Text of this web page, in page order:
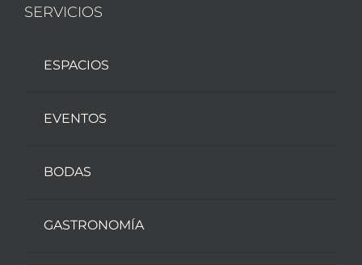
SERVICIOS
ESPACIOS
EVENTOS
BODAS
GASTRONOMÍA